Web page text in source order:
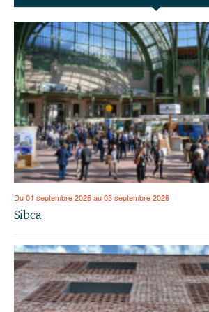
Du 01 septembre 2026 au 03 septembre 2026
Sibca